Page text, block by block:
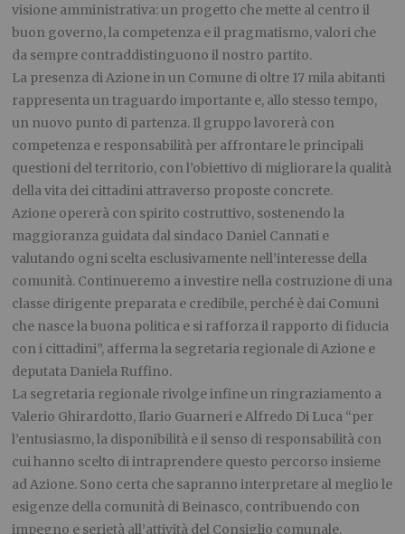
visione amministrativa: un progetto che mette al centro il
buon governo, la competenza e il pragmatismo, valori che
da sempre contraddistinguono il nostro partito.
La presenza di Azione in un Comune di oltre 17 mila abitanti
rappresenta un traguardo importante e, allo stesso tempo,
un nuovo punto di partenza. Il gruppo lavorerà con
competenza e responsabilità per affrontare le principali
questioni del territorio, con l’obiettivo di migliorare la qualità
della vita dei cittadini attraverso proposte concrete.
Azione opererà con spirito costruttivo, sostenendo la
maggioranza guidata dal sindaco Daniel Cannati e
valutando ogni scelta esclusivamente nell’interesse della
comunità. Continueremo a investire nella costruzione di una
classe dirigente preparata e credibile, perché è dai Comuni
che nasce la buona politica e si rafforza il rapporto di fiducia
con i cittadini”, afferma la segretaria regionale di Azione e
deputata Daniela Ruffino.
La segretaria regionale rivolge infine un ringraziamento a
Valerio Ghirardotto, Ilario Guarneri e Alfredo Di Luca “per
l’entusiasmo, la disponibilità e il senso di responsabilità con
cui hanno scelto di intraprendere questo percorso insieme
ad Azione. Sono certa che sapranno interpretare al meglio le
esigenze della comunità di Beinasco, contribuendo con
impegno e serietà all’attività del Consiglio comunale.